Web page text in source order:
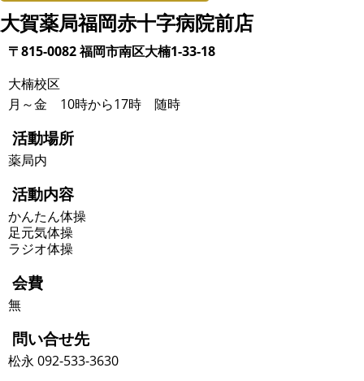
大賀薬局福岡赤十字病院前店
〒815-0082 福岡市南区大楠1-33-18
大楠校区
月～金 10時から17時 随時
活動場所
薬局内
活動内容
かんたん体操
足元気体操
ラジオ体操
会費
無
問い合せ先
松永 092-533-3630